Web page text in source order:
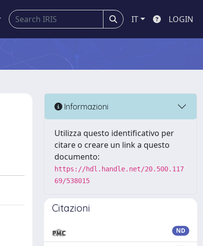
IT LOGIN
Informazioni
Utilizza questo identificativo per
citare o creare un link a questo
documento:
https://hdl.handle.net/20.500.117
69/538015
Citazioni
ND